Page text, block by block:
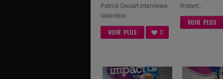
VANGOETHEM ET
LAURIE
CUELENAERE
Patrick Desart interviewe
Valentine...
VOIR PLUS 0
Robert...
VOIR PLUS